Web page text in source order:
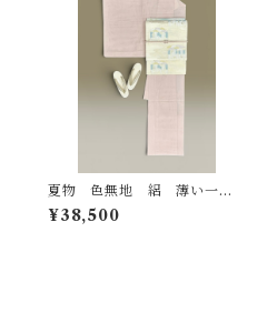
夏物 色無地 絽 薄い一斤
染色 一つ紋（ぬき紋） 裄
丈 66㎝ K6606
¥38,500